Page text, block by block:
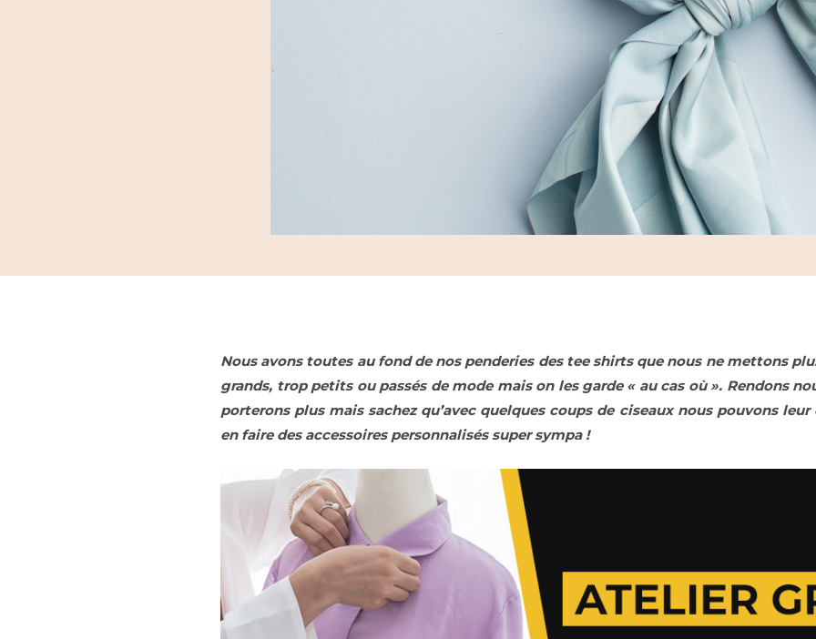
Nous avons toutes au fond de nos penderies des tee shirts que nous ne mettons
grands, trop petits ou passés de mode mais on les garde « au cas où ». Rendons
porterons plus mais sachez qu’avec quelques coups de ciseaux nous pouvons
en faire des accessoires personnalisés super sympa !